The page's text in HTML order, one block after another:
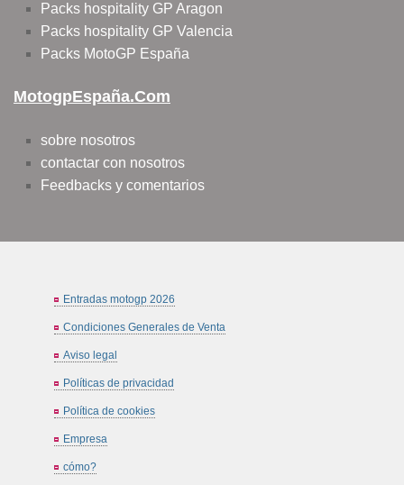
Packs hospitality GP Aragon
Packs hospitality GP Valencia
Packs MotoGP España
MotogpEspaña.com
sobre nosotros
contactar con nosotros
Feedbacks y comentarios
Entradas motogp 2026
Condiciones Generales de Venta
Aviso legal
Políticas de privacidad
Política de cookies
Empresa
cómo?